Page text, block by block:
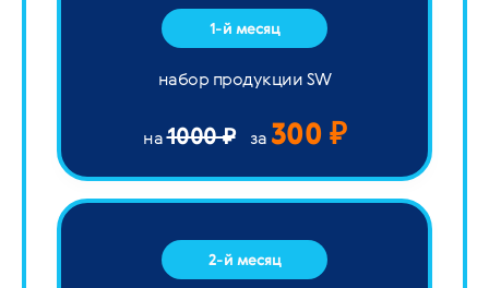
1-й месяц
набор продукции SW
на1000 ₽ за 300 ₽
2-й месяц